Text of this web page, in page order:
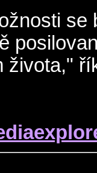
se
života,"